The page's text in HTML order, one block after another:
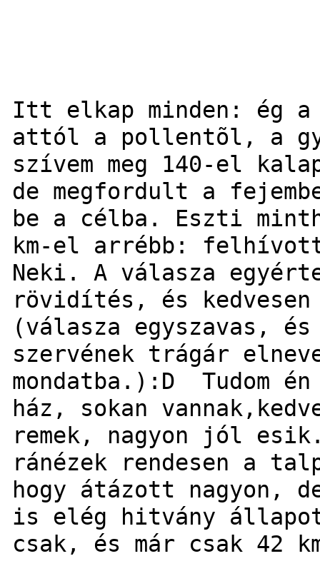
Itt elkap minden: ég
attól a pollentõl, a
szívem meg 140-el
de megfordult a
be a célba. Eszti
km-el arrébb:
Neki. A válasza
rövidítés, és kedvesen
(válasza egyszavas,
szervének trágár
mondatba.):D Tudom
ház, sokan
remek, nagyon jól
ránézek rendesen a
hogy átázott nagyon,
is elég hitvány
csak, és már csak 42